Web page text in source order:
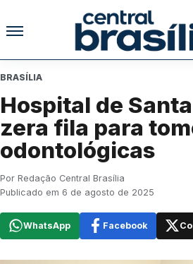
Pular para o conteúdo
BRASÍLIA
Hospital de
zera fila para
odontológicas
Por Redação Central Brasília
Publicado em 6 de agosto de 2025
WhatsApp Facebook